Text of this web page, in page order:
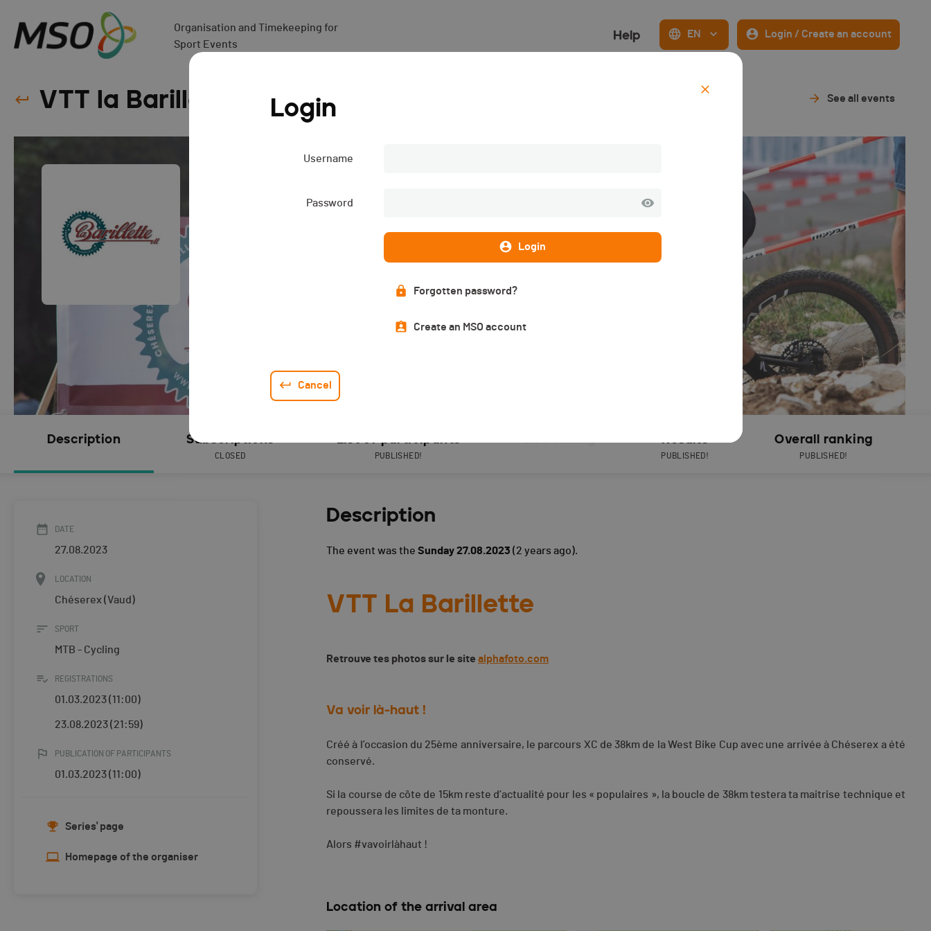
Login
Username
Password
Login
Forgotten password?
Create an MSO account
Cancel
Organisation and Timekeeping for
Sport Events
Help EN Login / Create an account
VTT la Barillette - 2023 See all events
Description Subscriptions
CLOSED
List of participants
PUBLISHED!
Live Timing Results
PUBLISHED!
Overall ranking
PUBLISHED!
DATE
27.08.2023
LOCATION
Chéserex (Vaud)
SPORT
MTB - Cycling
REGISTRATIONS
01.03.2023 (11:00)
23.08.2023 (21:59)
PUBLICATION OF PARTICIPANTS
01.03.2023 (11:00)
Series' page
Homepage of the organiser
Description
The event was the Sunday 27.08.2023 (2 years ago).
VTT La Barillette
Retrouve tes photos sur le site alphafoto.com
Va voir là-haut !
Créé à l’occasion du 25ème anniversaire, le parcours XC de 38km de la West Bike Cup avec une arrivée à Chéserex a été
conservé.
Si la course de côte de 15km reste d’actualité pour les « populaires », la boucle de 38km testera ta maitrise technique et
repoussera les limites de ta monture.
Alors #vavoirlàhaut !
Location of the arrival area